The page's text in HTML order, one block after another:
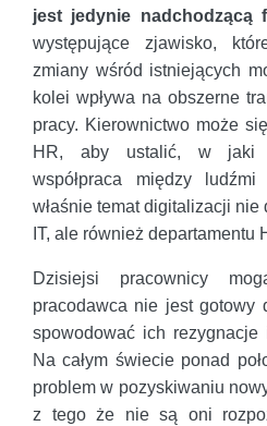
jest jedynie nadchodzącą
występujące zjawisko,
zmiany wśród istniejących
kolei wpływa na obszerne
pracy. Kierownictwo może
HR, aby ustalić, w jaki
współpraca między
właśnie temat digitalizacji nie
IT, ale również departamentu
Dzisiejsi pracownicy
pracodawca nie jest gotowy
spowodować ich
Na całym świecie ponad
problem w pozyskiwaniu
z tego że nie są oni